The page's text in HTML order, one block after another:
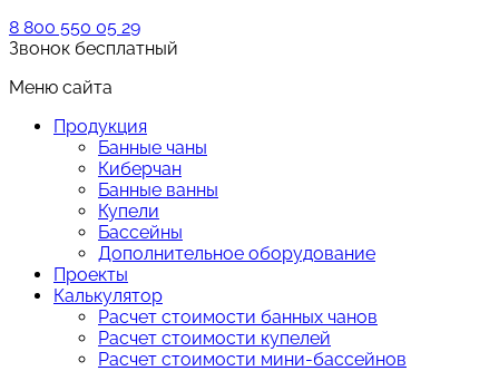
8 800 550 05 29
Звонок бесплатный
Меню сайта
Продукция
Банные чаны
Киберчан
Банные ванны
Купели
Бассейны
Дополнительное оборудование
Проекты
Калькулятор
Расчет стоимости банных чанов
Расчет стоимости купелей
Расчет стоимости мини-бассейнов